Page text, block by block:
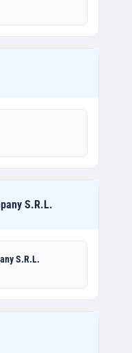
S.R.L.
S.R.L.